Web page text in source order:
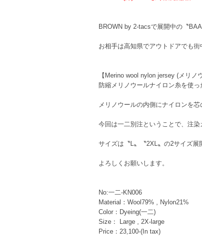
BROWN by 2-tacsで展開中の〝
お相手は高知県でアウトドアでも
【Merino wool nylon jersey (メリノ
防縮メリノウールナイロン糸を使っ
メリノウールの内側にナイロンを
今回は一二別注ということで、注
サイズは〝L〟〝2XL〟の2サイズ展
よろしくお願いします。
No:一二-KN006
Material：Wool79% , Nylon21%
Color：Dyeing(一二)
Size： Large , 2X-large
Price：23,100-(In tax)